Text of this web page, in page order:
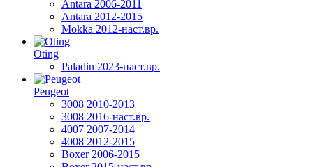
Antara 2006-2011
Antara 2012-2015
Mokka 2012-наст.вр.
Oting
Paladin 2023-наст.вр.
Peugeot
3008 2010-2013
3008 2016-наст.вр.
4007 2007-2014
4008 2012-2015
Boxer 2006-2015